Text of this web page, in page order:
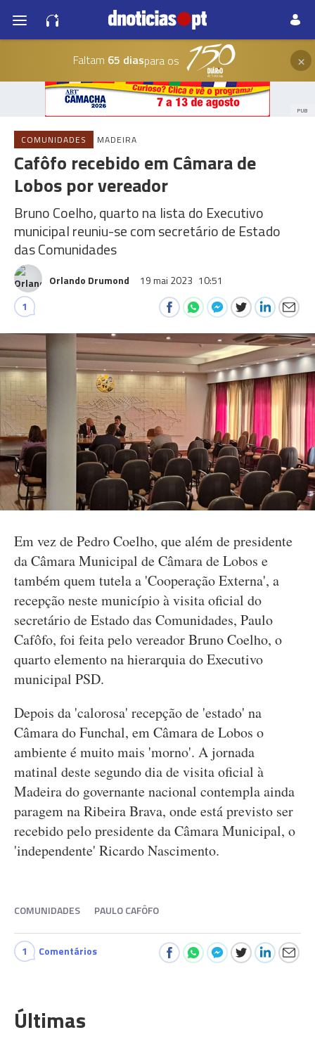
Faltam 65 diaspara os ×
PUB
COMUNIDADES MADEIRA
Cafôfo recebido em Câmara de
Lobos por vereador
Bruno Coelho, quarto na lista do Executivo
municipal reuniu-se com secretário de Estado
das Comunidades
Orlando Drumond 19 mai 2023 10:51
1
Em vez de Pedro Coelho, que além de presidente
da Câmara Municipal de Câmara de Lobos e
também quem tutela a 'Cooperação Externa', a
recepção neste município à visita oficial do
secretário de Estado das Comunidades, Paulo
Cafôfo, foi feita pelo vereador Bruno Coelho, o
quarto elemento na hierarquia do Executivo
municipal PSD.
Depois da 'calorosa' recepção de 'estado' na
Câmara do Funchal, em Câmara de Lobos o
ambiente é muito mais 'morno'. A jornada
matinal deste segundo dia de visita oficial à
Madeira do governante nacional contempla ainda
paragem na Ribeira Brava, onde está previsto ser
recebido pelo presidente da Câmara Municipal, o
'independente' Ricardo Nascimento.
COMUNIDADES PAULO CAFÔFO
1 Comentários
Últimas